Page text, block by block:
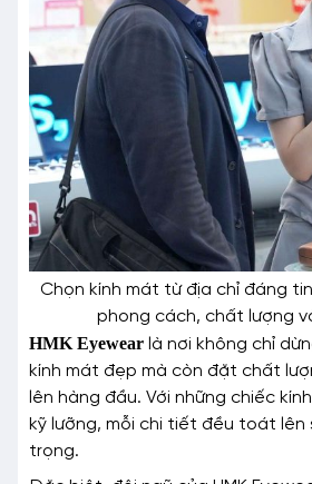
Chọn kính mát từ địa chỉ đáng
phong cách, chất lượng
HMK Eyewear là nơi không chỉ
kính mát đẹp mà còn đặt chất
lên hàng đầu. Với những chiếc
kỹ lưỡng, mỗi chi tiết đều toát lên
trọng.